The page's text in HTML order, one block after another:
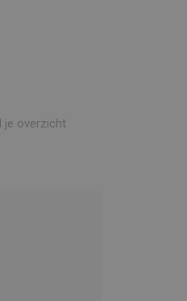
je overzicht